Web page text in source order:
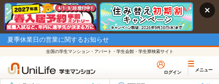
夏季休業日の営業に関するお知らせ
全国の学生マンション・アパート・学生会館・学生寮検索サイト
ログイン メニュー